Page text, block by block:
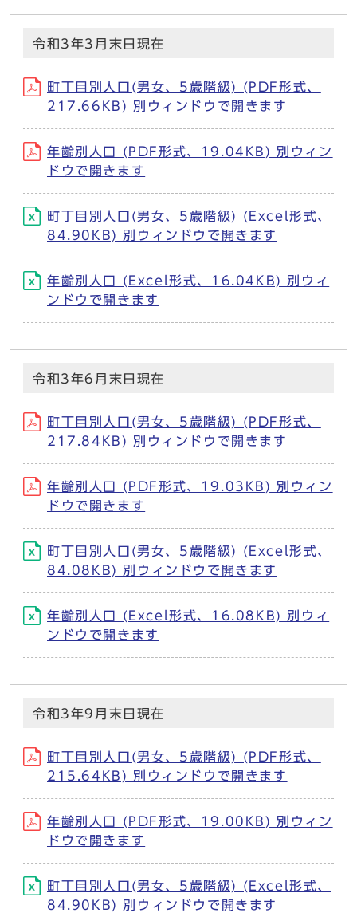
令和3年3月末日現在
町丁目別人口(男女、5歳階級) (PDF形式、
217.66KB) 別ウィンドウで開きます
年齢別人口 (PDF形式、19.04KB) 別ウィン
ドウで開きます
町丁目別人口(男女、5歳階級) (Excel形式、
84.90KB) 別ウィンドウで開きます
年齢別人口 (Excel形式、16.04KB) 別ウィ
ンドウで開きます
令和3年6月末日現在
町丁目別人口(男女、5歳階級) (PDF形式、
217.84KB) 別ウィンドウで開きます
年齢別人口 (PDF形式、19.03KB) 別ウィン
ドウで開きます
町丁目別人口(男女、5歳階級) (Excel形式、
84.08KB) 別ウィンドウで開きます
年齢別人口 (Excel形式、16.08KB) 別ウィ
ンドウで開きます
令和3年9月末日現在
町丁目別人口(男女、5歳階級) (PDF形式、
215.64KB) 別ウィンドウで開きます
年齢別人口 (PDF形式、19.00KB) 別ウィン
ドウで開きます
町丁目別人口(男女、5歳階級) (Excel形式、
84.90KB) 別ウィンドウで開きます